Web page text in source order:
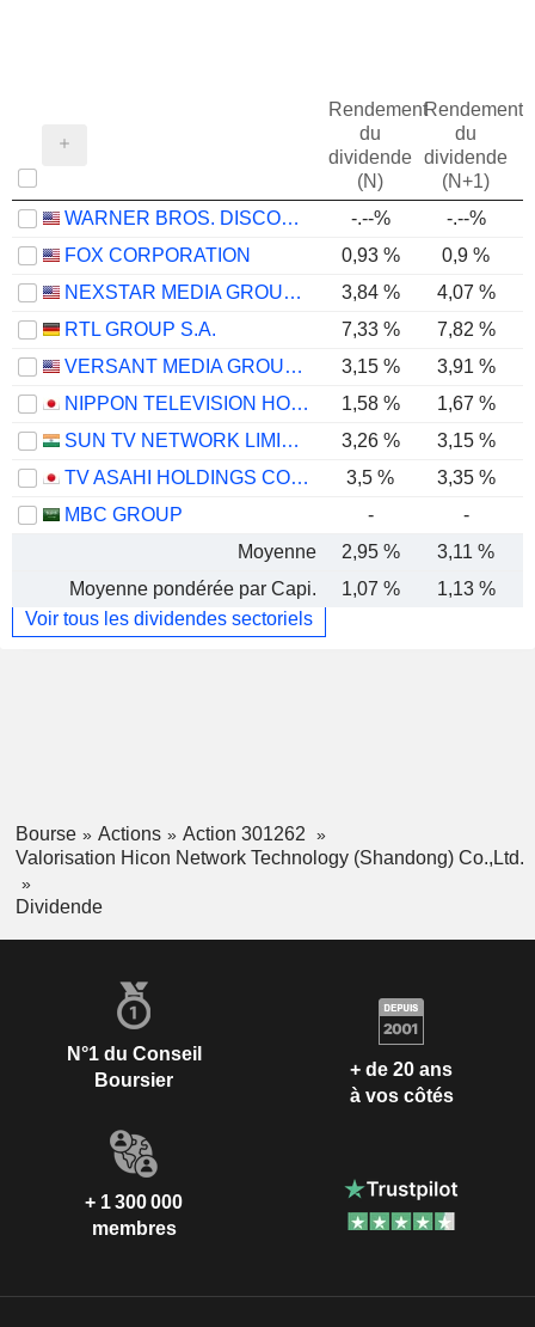
Rendement
du
dividende
(N)
Rendement
du
dividende
(N+1)
WARNER BROS. DISCOVERY, INC. -.--% -.--%
FOX CORPORATION
0,93 % 0,9 %
NEXSTAR MEDIA GROUP, INC.
3,84 %
4,07 %
RTL GROUP S.A.
7,33 % 7,82 %
VERSANT MEDIA GROUP, INC.
3,15 %
3,91 %
NIPPON TELEVISION HOLDINGS, INC.
1,58 % 1,67 %
SUN TV NETWORK LIMITED
3,26 % 3,15 %
TV ASAHI HOLDINGS CORPORATION
3,5 % 3,35 %
MBC GROUP
- -
Moyenne
2,95 % 3,11 %
Moyenne pondérée par Capi.
1,07 %
1,13 %
Voir tous les dividendes sectoriels
Bourse Actions
Action 301262
Valorisation Hicon Network Technology (Shandong) Co.,Ltd.
Dividende
N°1 du Conseil
Boursier
+ de 20 ans
à vos côtés
+ 1 300 000
membres